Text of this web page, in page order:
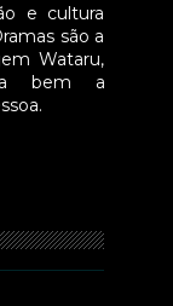
e cultura
são a
Wataru,
bem a